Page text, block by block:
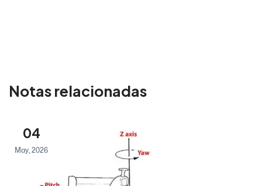
Notas relacionadas
04
May, 2026